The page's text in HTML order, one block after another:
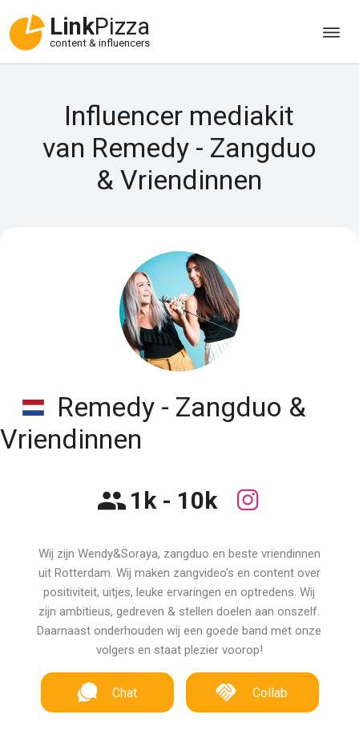
LinkPizza
content & influencers
Influencer mediakit
van Remedy - Zangduo
& Vriendinnen
Remedy - Zangduo &
Vriendinnen
1k - 10k
Wij zijn Wendy&Soraya, zangduo en beste vriendinnen
uit Rotterdam. Wij maken zangvideo's en content over
positiviteit, uitjes, leuke ervaringen en optredens. Wij
zijn ambitieus, gedreven & stellen doelen aan onszelf.
Daarnaast onderhouden wij een goede band met onze
volgers en staat plezier voorop!
Chat Collab